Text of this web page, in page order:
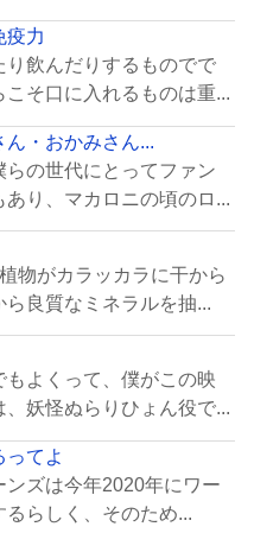
疫力
り飲んだりするものでで
そ口に入れるものは重...
・おかみさん...
の世代にとってファン
り、マカロニの頃のロ...
物がカラッカラに干から
良質なミネラルを抽...
よくって、僕がこの映
妖怪ぬらりひょん役で...
ってよ
ンズは今年2020年にワー
らしく、そのため...